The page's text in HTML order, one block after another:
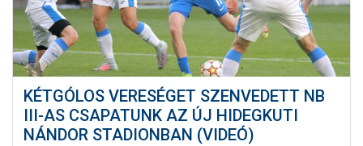
AKKREDITÁCIÓ
KÉTGÓLOS VERESÉGET SZENVEDETT NB
III-AS CSAPATUNK AZ ÚJ HIDEGKUTI
NÁNDOR STADIONBAN (VIDEÓ)